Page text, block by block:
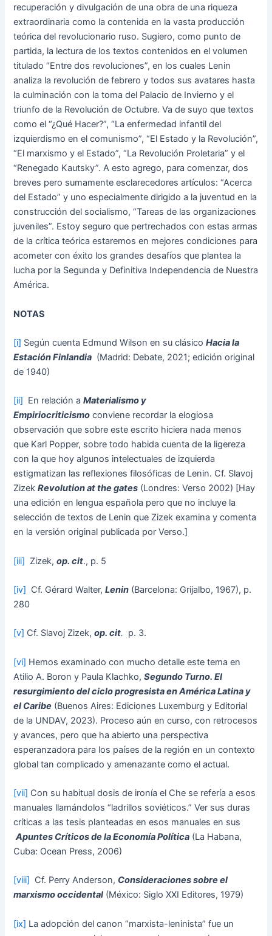
recuperación y divulgación de una obra de una riqueza
extraordinaria como la contenida en la vasta producción
teórica del revolucionario ruso. Sugiero, como punto de
partida, la lectura de los textos contenidos en el volumen
titulado “Entre dos revoluciones”, en los cuales Lenin
analiza la revolución de febrero y todos sus avatares hasta
la culminación con la toma del Palacio de Invierno y el
triunfo de la Revolución de Octubre. Va de suyo que textos
como el “¿Qué Hacer?”, “La enfermedad infantil del
izquierdismo en el comunismo”, “El Estado y la Revolución”,
“El marxismo y el Estado”, “La Revolución Proletaria” y el
“Renegado Kautsky”. A esto agrego, para comenzar, dos
breves pero sumamente esclarecedores artículos: “Acerca
del Estado” y uno especialmente dirigido a la juventud en la
construcción del socialismo, “Tareas de las organizaciones
juveniles”. Estoy seguro que pertrechados con estas armas
de la crítica teórica estaremos en mejores condiciones para
acometer con éxito los grandes desafíos que plantea la
lucha por la Segunda y Definitiva Independencia de Nuestra
América.
NOTAS
[i] Según cuenta Edmund Wilson en su clásicoHacia la
Estación Finlandia (Madrid: Debate, 2021; edición original
de 1940)
[ii] En relación aMaterialismo y
Empiriocriticismo conviene recordar la elogiosa
observación que sobre este escrito hiciera nada menos
que Karl Popper, sobre todo habida cuenta de la ligereza
con la que hoy algunos intelectuales de izquierda
estigmatizan las reflexiones filosóficas de Lenin. Cf. Slavoj
ZizekRevolution at the gates (Londres: Verso 2002) [Hay
una edición en lengua española pero que no incluye la
selección de textos de Lenin que Zizek examina y comenta
en la versión original publicada por Verso.]
[iii] Zizek,op. cit., p. 5
[iv] Cf. Gérard Walter,Lenin (Barcelona: Grijalbo, 1967), p.
280
[v] Cf. Slavoj Zizek,op. cit. p. 3.
[vi] Hemos examinado con mucho detalle este tema en
Atilio A. Boron y Paula Klachko,Segundo Turno. El
resurgimiento del ciclo progresista en América Latina y
el Caribe (Buenos Aires: Ediciones Luxemburg y Editorial
de la UNDAV, 2023). Proceso aún en curso, con retrocesos
y avances, pero que ha abierto una perspectiva
esperanzadora para los países de la región en un contexto
global tan complicado y amenazante como el actual.
[vii] Con su habitual dosis de ironía el Che se refería a esos
manuales llamándolos “ladrillos soviéticos.” Ver sus duras
críticas a las tesis planteadas en esos manuales en sus
Apuntes Críticos de la Economía Política (La Habana,
Cuba: Ocean Press, 2006)
[viii] Cf. Perry Anderson, Consideraciones sobre el
marxismo occidental (México: Siglo XXI Editores, 1979)
[ix] La adopción del canon “marxista-leninista” fue un